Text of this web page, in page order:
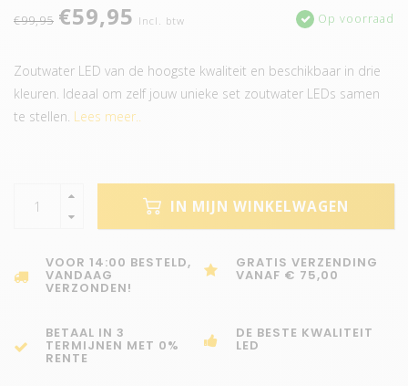
€99,95 €59,95 Incl. btw Op voorraad
Zoutwater LED van de hoogste kwaliteit en beschikbaar in drie
kleuren. Ideaal om zelf jouw unieke set zoutwater LEDs samen
te stellen. Lees meer..
IN MIJN WINKELWAGEN
VOOR 14:00 BESTELD,
VANDAAG
VERZONDEN!
GRATIS VERZENDING
VANAF € 75,00
BETAAL IN 3
TERMIJNEN MET 0%
RENTE
DE BESTE KWALITEIT
LED